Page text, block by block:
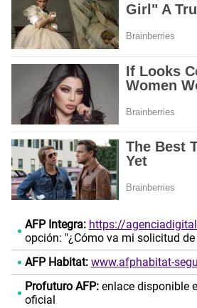
AFP Integra: https://
opción: "¿Cómo va mi solicitud de
AFP Habitat: www.afphabitat-
Profuturo AFP:enlace disponible
oficial